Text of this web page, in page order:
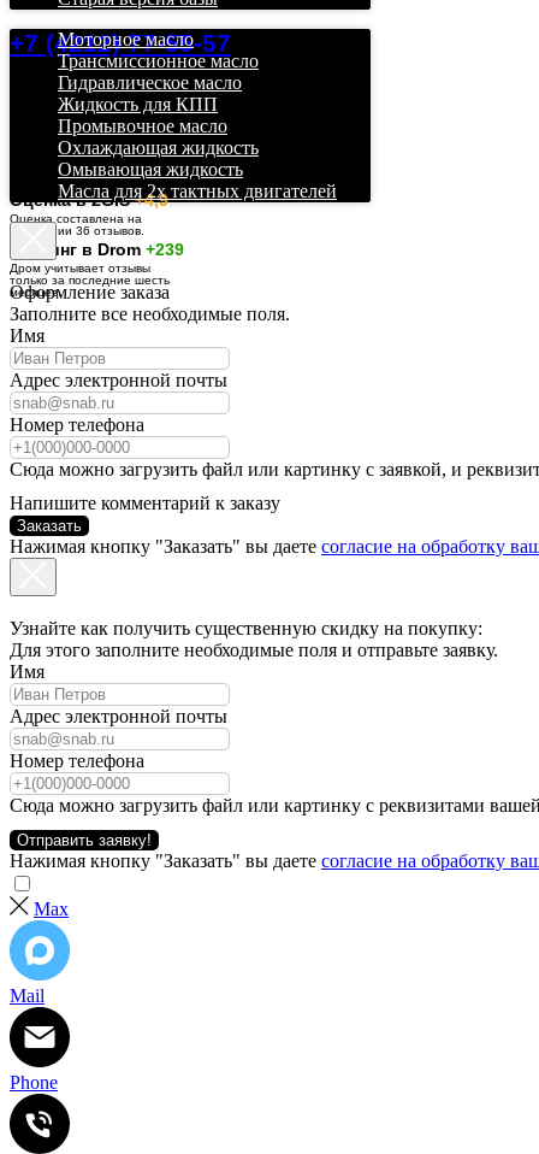
+7 (4212) 77-55-57
Оценка в 2GIS+4,9
Оценка составлена на
основании 36 отзывов.
Рейтинг в Drom +239
Дром учитывает отзывы
только за последние шесть
месяцев.
Моторное масло
Трансмиссионное масло
Гидравлическое масло
Жидкость для КПП
Промывочное масло
Охлаждающая жидкость
Омывающая жидкость
Масла для 2х тактных двигателей
Оформление заказа
Заполните все необходимые поля.
Имя
Адрес электронной почты
Номер телефона
Сюда можно загрузить файл или картинку с заявкой, и
Напишите комментарий к заказу
Заказать
Нажимая кнопку "Заказать" вы даете согласие на обработку
Узнайте как получить существенную скидку на покупку:
Для этого заполните необходимые поля и отправьте заявку.
Имя
Адрес электронной почты
Номер телефона
Сюда можно загрузить файл или картинку с реквизитами
Отправить заявку!
Нажимая кнопку "Заказать" вы даете согласие на обработку
Max
Mail
Phone